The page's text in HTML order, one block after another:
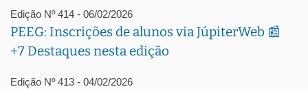
Edição Nº 414 - 06/02/2026
PEEG: Inscrições de alunos via JúpiterWeb 📰
+7 Destaques nesta edição
Edição Nº 413 - 04/02/2026